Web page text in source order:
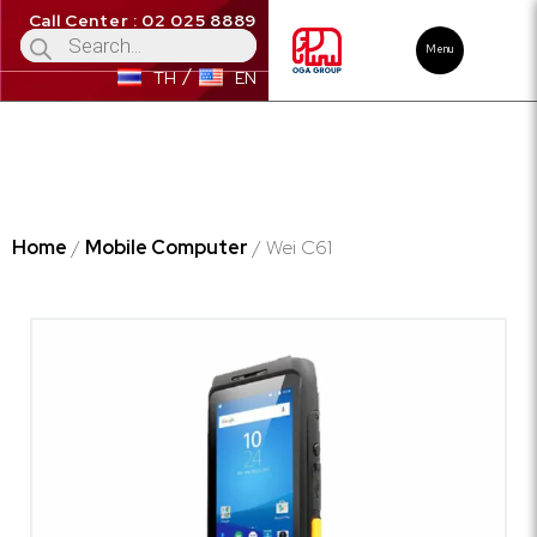
Call Center : 02 025 8889
TH EN
Menu
Home / Mobile Computer / Wei C61